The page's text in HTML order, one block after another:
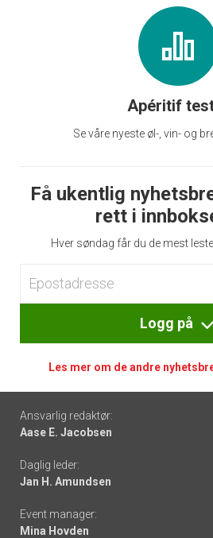
Apéritif
Se våre nyeste øl-, vin- og
Få ukentlig
rett i
Hver søndag får du de mest
Logg på
Les mer om de andre
Footer
-
links
Ansvarlig redaktør:
Aase E. Jacobsen
Daglig leder:
Jan H. Amundsen
Event manager:
Mina Hovden